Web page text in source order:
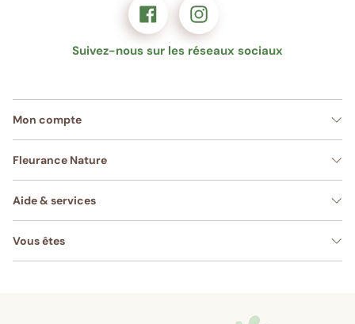
Suivez-nous sur les réseaux sociaux
Mon compte
Fleurance Nature
Aide & services
Vous êtes